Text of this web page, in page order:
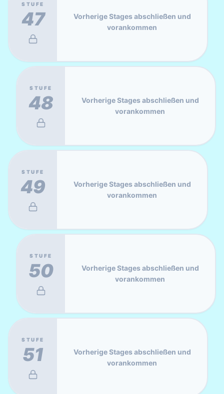
STUFE
47
Vorherige Stages abschließen und
vorankommen
STUFE
48
Vorherige Stages abschließen und
vorankommen
STUFE
49
Vorherige Stages abschließen und
vorankommen
STUFE
50
Vorherige Stages abschließen und
vorankommen
STUFE
51
Vorherige Stages abschließen und
vorankommen